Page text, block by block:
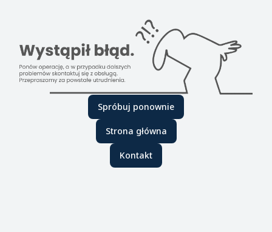
Spróbuj ponownie
Strona główna
Kontakt